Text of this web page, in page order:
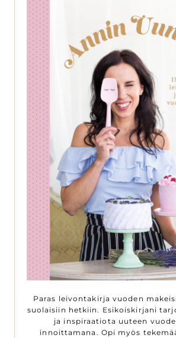
reseptejä
Paras leivontakirja vuoden
suolaisiin hetkiin. Esikoiskirjani
ja inspiraatiota uuteen
innoittamana. Opi myös